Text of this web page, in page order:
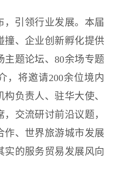
，引领行业发展。本届
撞、企业创新孵化提供
主题论坛、80余场专题
，将邀请200余位境内
负责人、驻华大使、
交流研讨前沿议题，
作、世界旅游城市发展
实的服务贸易发展风向